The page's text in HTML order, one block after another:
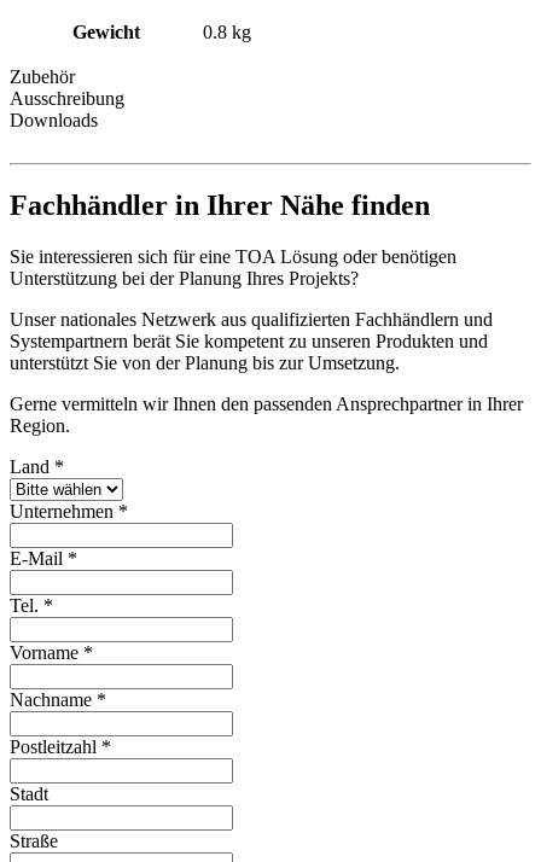
Gewicht 0.8 kg
Zubehör
Ausschreibung
Downloads
Fachhändler in Ihrer Nähe finden
Sie interessieren sich für eine TOA Lösung oder benötigen
Unterstützung bei der Planung Ihres Projekts?
Unser nationales Netzwerk aus qualifizierten Fachhändlern und
Systempartnern berät Sie kompetent zu unseren Produkten und
unterstützt Sie von der Planung bis zur Umsetzung.
Gerne vermitteln wir Ihnen den passenden Ansprechpartner in Ihrer
Region.
Land *
Unternehmen *
E-Mail *
Tel. *
Vorname *
Nachname *
Postleitzahl *
Stadt
Straße